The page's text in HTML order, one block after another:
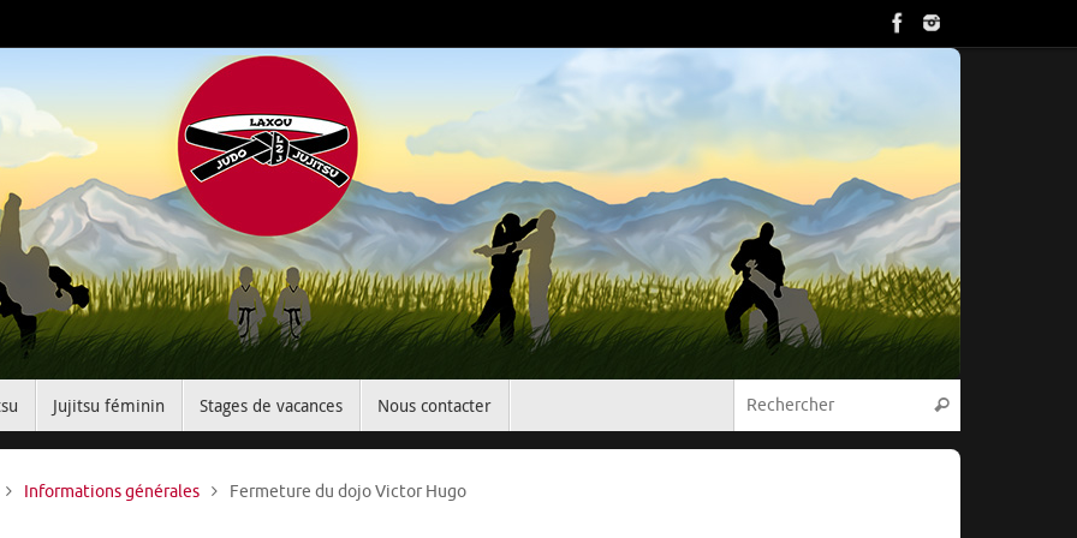
Jujitsu féminin Stages de vacances Nous contacter Rechercher
Accueil
Informations générales Fermeture du dojo Victor Hugo